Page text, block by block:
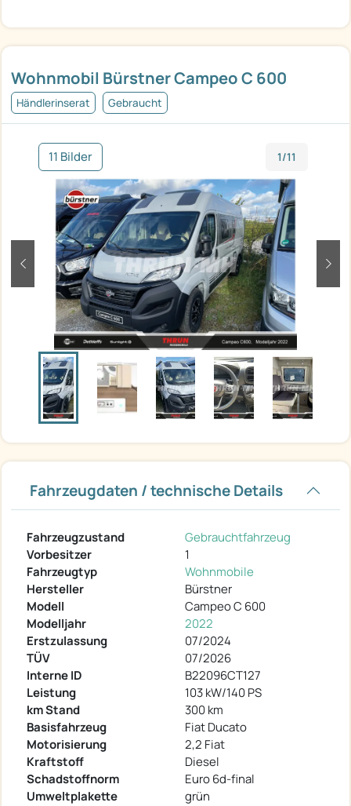
Wohnmobil Bürstner Campeo C 600
Händlerinserat Gebraucht
11 Bilder 1/11
zurück
Fahrzeugdaten / technische Details
Fahrzeugzustand
Gebrauchtfahrzeug
Vorbesitzer
1
Fahrzeugtyp
Wohnmobile
Hersteller
Bürstner
Modell
Campeo C 600
Modelljahr
2022
Erstzulassung
07/2024
TÜV
07/2026
Interne ID
B22096CT127
Leistung
103 kW/140 PS
km Stand
300 km
Basisfahrzeug
Fiat Ducato
Motorisierung
2,2 Fiat
Kraftstoff
Diesel
Schadstoffnorm
Euro 6d-final
Umweltplakette
grün